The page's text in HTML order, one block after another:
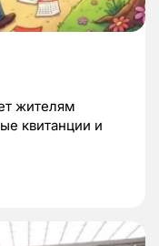
жителям
квитанции и